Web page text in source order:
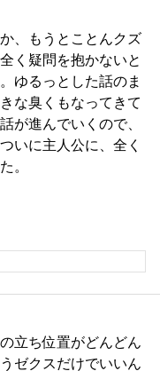
、もうとことんクズ
く疑問を抱かないと
ゆるっとした話のま
な臭くもなってきて
が進んでいくので、
いに主人公に、全く
。
立ち位置がどんどん
ゼクスだけでいいん